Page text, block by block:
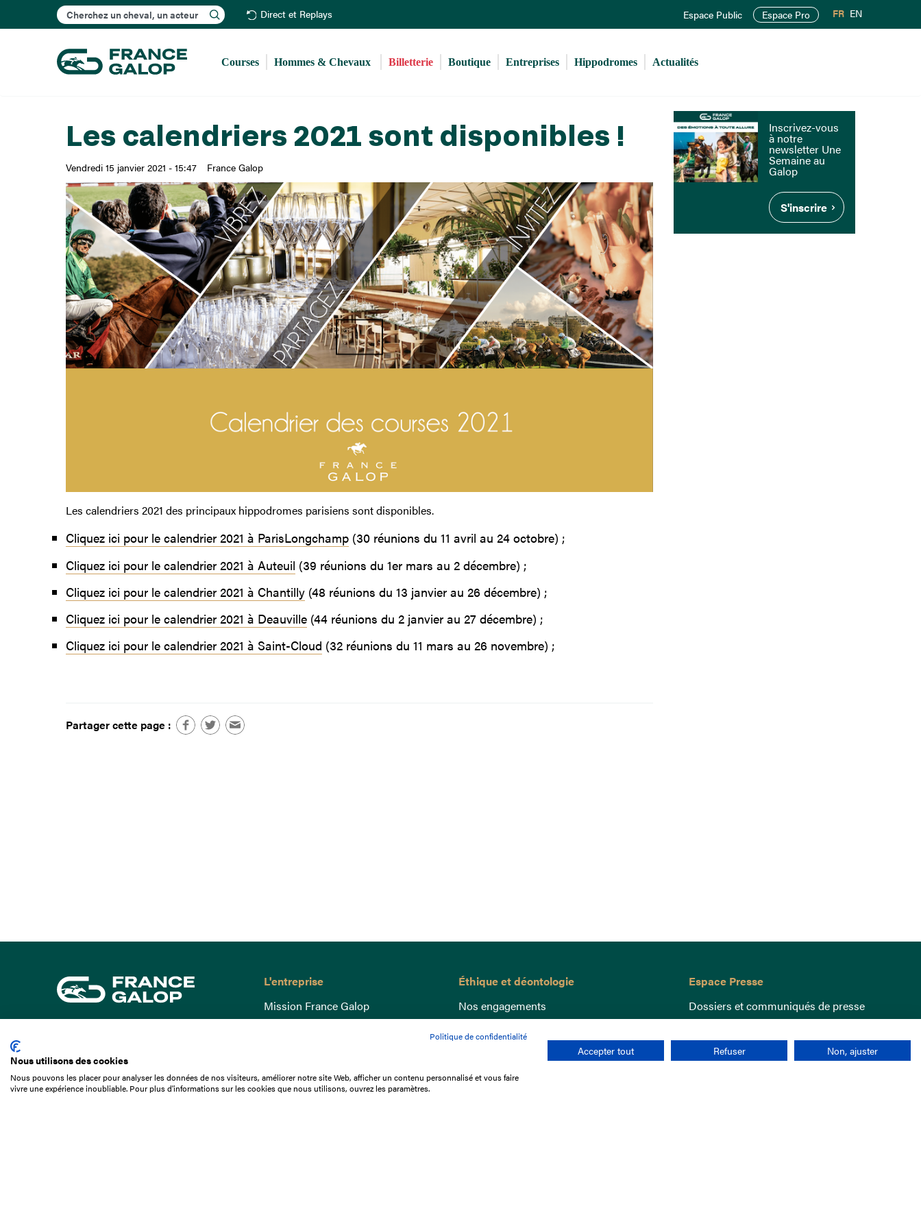
au
principal
Rechercher Direct et Replays Espace Public Espace Pro FR EN
Courses Hommes & Chevaux Billetterie Boutique Entreprises Hippodromes Actualités
Les calendriers 2021 sont disponibles !
Vendredi 15 janvier 2021 - 15:47 France Galop
Les calendriers 2021 des principaux hippodromes parisiens sont disponibles.
Cliquez ici pour le calendrier 2021 à ParisLongchamp(30 réunions du 11 avril au 24 octobre) ;
Cliquez ici pour le calendrier 2021 à Auteuil (39 réunions du 1er mars au 2 décembre) ;
Cliquez ici pour le calendrier 2021 à Chantilly(48 réunions du 13 janvier au 26 décembre) ;
Cliquez ici pour le calendrier 2021 à Deauville(44 réunions du 2 janvier au 27 décembre) ;
Cliquez ici pour le calendrier 2021 à Saint-Cloud (32 réunions du 11 mars au 26 novembre) ;
Partager cette page :
Inscrivez-vous
à notre
newsletter Une
Semaine au
Galop
S'inscrire
01 49 10 20 29
L'entreprise
Mission France Galop
Gouvernance
Comprendre les courses
Docuthèque
Éthique et déontologie
Nos engagements
Lutte anti-dopage
Bien être equin
Index Egalité Femmes-Hommes
Jeu responsable
Espace Presse
Dossiers et communiqués de presse
Politique de confidentialité
Nous utilisons des cookies
Nous pouvons les placer pour analyser les données de nos visiteurs, améliorer notre site Web, afficher un contenu personnalisé et vous faire
vivre une expérience inoubliable. Pour plus d'informations sur les cookies que nous utilisons, ouvrez les paramètres.
Accepter tout Refuser Non, ajuster